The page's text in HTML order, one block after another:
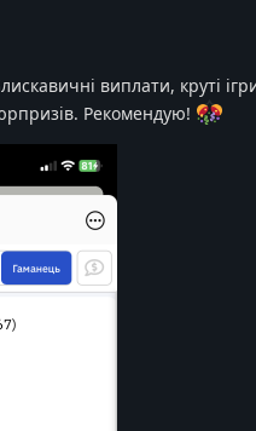
виплати, круті
Рекомендую!